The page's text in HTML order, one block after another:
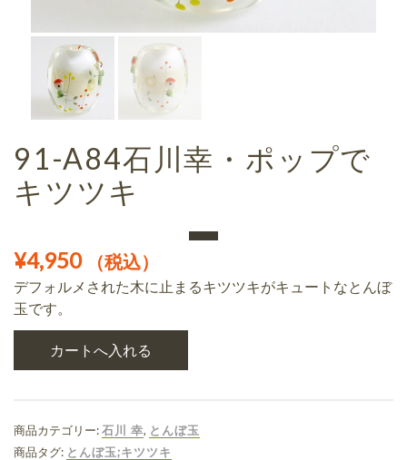
91-A84石川幸・ポップで
キツツキ
¥4,950 （税込）
デフォルメされた木に止まるキツツキがキュートなとんぼ
玉です。
商品カテゴリー:石川 幸, とんぼ玉
商品タグ: とんぼ玉;キツツキ